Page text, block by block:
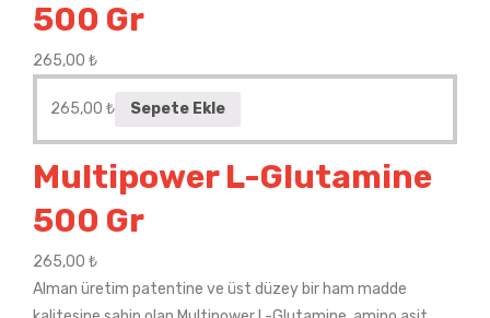
500 Gr
265,00 ₺
265,00 ₺ Sepete Ekle
Multipower L-Glutamine
500 Gr
265,00 ₺
Alman üretim patentine ve üst düzey bir ham madde